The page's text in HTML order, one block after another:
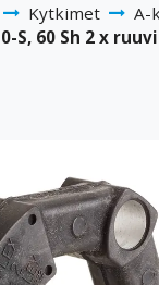
Kytkimet
A-
S, 60 Sh 2 x